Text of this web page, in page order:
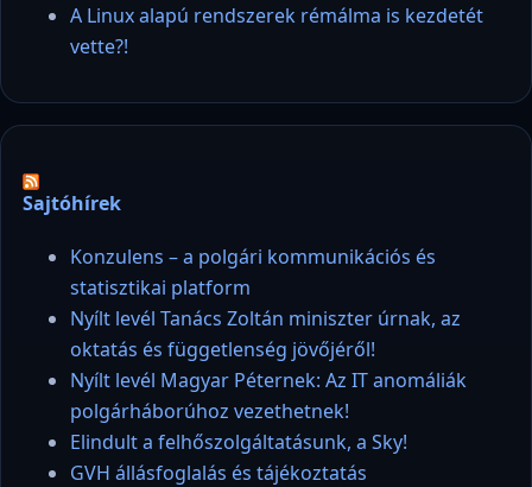
A Linux alapú rendszerek rémálma is kezdetét
vette?!
Sajtóhírek
Konzulens – a polgári kommunikációs és
statisztikai platform
Nyílt levél Tanács Zoltán miniszter úrnak, az
oktatás és függetlenség jövőjéről!
Nyílt levél Magyar Péternek: Az IT anomáliák
polgárháborúhoz vezethetnek!
Elindult a felhőszolgáltatásunk, a Sky!
GVH állásfoglalás és tájékoztatás